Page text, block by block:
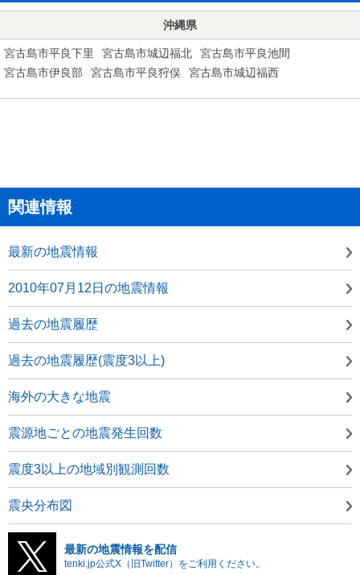
沖縄県
宮古島市平良下里 宮古島市城辺福北
宮古島市平良池間
宮古島市伊良部
宮古島市平良狩俣 宮古島市城辺福西
関連情報
最新の地震情報
2010年07月12日の地震情報
過去の地震履歴
過去の地震履歴(震度3以上)
海外の大きな地震
震源地ごとの地震発生回数
震度3以上の地域別観測回数
震央分布図
最新の地震情報を配信
tenki.jp公式X（旧Twitter）をご利用ください。